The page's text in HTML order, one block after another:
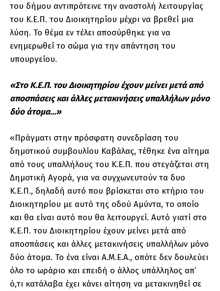
του δήμου αντιπρότεινε την αναστολή λειτουργίας
του Κ.Ε.Π. του Διοικητηρίου μέχρι να βρεθεί μια
λύση. Το θέμα εν τέλει αποσύρθηκε για να
ενημερωθεί το σώμα για την απάντηση του
υπουργείου.
«Στο Κ.Ε.Π. του Διοικητηρίου έχουν μείνει μετά από
αποσπάσεις και άλλες μετακινήσεις υπαλλήλων μόνο
δύο άτομα…»
«Πράγματι στην πρόσφατη συνεδρίαση του
δημοτικού συμβουλίου Καβάλας, τέθηκε ένα αίτημα
από τους υπαλλήλους του Κ.Ε.Π. που στεγάζεται στη
Δημοτική Αγορά, για να συγχωνευτούν τα δυο
Κ.Ε.Π., δηλαδή αυτό που βρίσκεται στο κτήριο του
Διοικητηρίου με αυτό της οδού Αμύντα, το οποίο
και θα είναι αυτό που θα λειτουργεί. Αυτό γιατί στο
Κ.Ε.Π. του Διοικητηρίου έχουν μείνει μετά από
αποσπάσεις και άλλες μετακινήσεις υπαλλήλων μόνο
δύο άτομα. Το ένα είναι Α.Μ.Ε.Α., οπότε δεν δουλεύει
όλο το ωράριο και επειδή ο άλλος υπάλληλος απ’
ό,τι κατάλαβα έχει κάνει αίτηση να μετακινηθεί σε